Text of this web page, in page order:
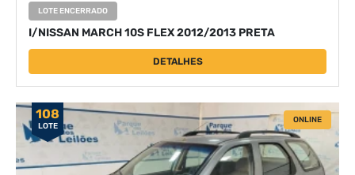
LOTE ENCERRADO
I/NISSAN MARCH 10S FLEX 2012/2013 PRETA
DETALHES
108
LOTE
ONLINE